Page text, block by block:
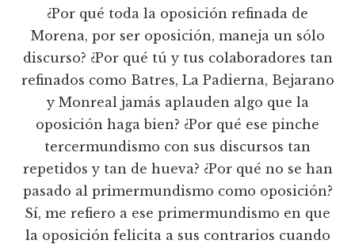
¿Por qué toda la oposición refinada de
Morena, por ser oposición, maneja un sólo
discurso? ¿Por qué tú y tus colaboradores tan
refinados como Batres, La Padierna, Bejarano
y Monreal jamás aplauden algo que la
oposición haga bien? ¿Por qué ese pinche
tercermundismo con sus discursos tan
repetidos y tan de hueva? ¿Por qué no se han
pasado al primermundismo como oposición?
Sí, me refiero a ese primermundismo en que
la oposición felicita a sus contrarios cuando